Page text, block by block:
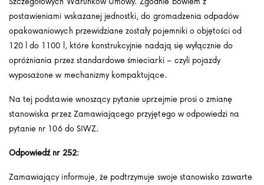
postawieniami wskazanej jednostki, do gromadzenia odpadów
opakowaniowych przewidziane zostały pojemniki o objętości od
120 l do 1100 l, które konstrukcyjnie nadają się wyłącznie do
opróżniania przez standardowe śmieciarki – czyli pojazdy
wyposażone w mechanizmy kompaktujące.
Na tej podstawie wnoszący pytanie uprzejmie prosi o zmianę
stanowiska przez Zamawiającego przyjętego w odpowiedzi na
pytanie nr 106 do SIWZ.
Odpowiedź nr 252:
Zamawiający informuje, że podtrzymuje swoje stanowisko zawarte